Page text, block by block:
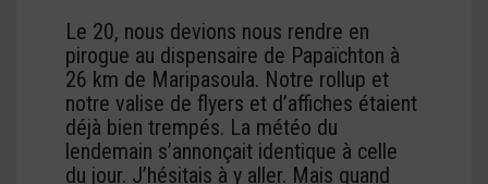
Le 20, nous devions nous rendre en
pirogue au dispensaire de Papaïchton à
26 km de Maripasoula. Notre rollup et
notre valise de flyers et d’affiches étaient
déjà bien trempés. La météo du
lendemain s’annonçait identique à celle
du jour. J’hésitais à y aller. Mais quand